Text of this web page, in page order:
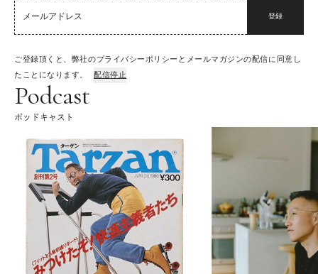
登録
ご登録頂くと、弊社のプライバシーポリシーとメールマガジンの配信に同意し
たことになります。
配信停止
Podcast
ポッドキャスト